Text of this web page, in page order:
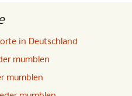
in Deutschland
mumblen
mumblen